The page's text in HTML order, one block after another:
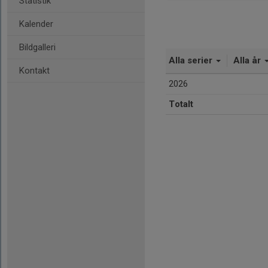
Kalender
Bildgalleri
Kontakt
Alla serier Alla år
2026
Totalt